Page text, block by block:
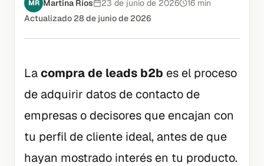
MR Martina Ríos 23 de junio de 2026
16 min
Actualizado28 de junio de 2026
Lacompra de leads b2b es el proceso
de adquirir datos de contacto de
empresas o decisores que encajan con
tu perfil de cliente ideal, antes de que
hayan mostrado interés en tu producto.